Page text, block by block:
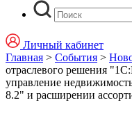
Личный кабинет
Главная > События >
отраслевого решения
управление
8.2" и расширении